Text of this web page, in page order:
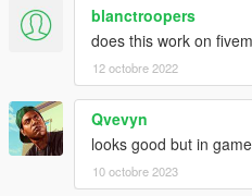
blanctroopers
does this work on
12 octobre 2022
Qvevyn
looks good but in
10 octobre 2023